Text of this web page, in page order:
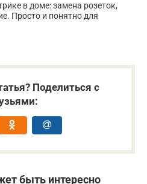
в доме: замена розеток,
Просто и понятно для
Поделиться с
быть интересно